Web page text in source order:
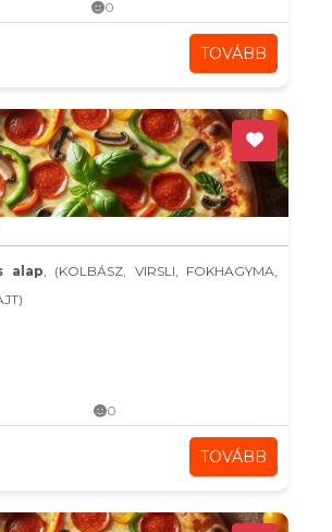
0
TOVÁBB
alap, (KOLBÁSZ, VIRSLI, FOKHAGYMA,
0
TOVÁBB